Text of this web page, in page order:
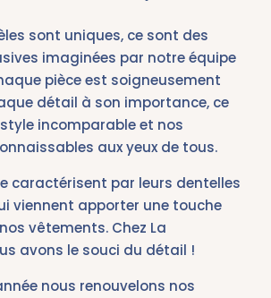
sont uniques, ce sont des
imaginées par notre équipe
pièce est soigneusement
détail à son importance, ce
incomparable et nos
aux yeux de tous.
caractérisent par leurs dentelles
viennent apporter une touche
vêtements. Chez La
avons le souci du détail !
nous renouvelons nos